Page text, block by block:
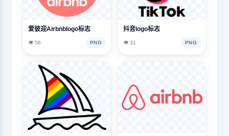
爱彼迎Airbnblogo标志
👁️ 56 PNG
抖音logo标志
👁️ 31 PNG